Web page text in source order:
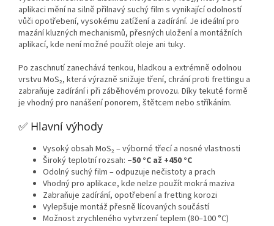
aplikaci mění na silně přilnavý suchý film s vynikající odolností
vůči opotřebení, vysokému zatížení a zadírání. Je ideální pro
mazání kluzných mechanismů, přesných uložení a montážních
aplikací, kde není možné použít oleje ani tuky.
Po zaschnutí zanechává tenkou, hladkou a extrémně odolnou
vrstvu MoS₂, která výrazně snižuje tření, chrání proti frettingu a
zabraňuje zadírání i při záběhovém provozu. Díky tekuté formě
je vhodný pro nanášení ponorem, štětcem nebo stříkáním.
✅ Hlavní výhody
Vysoký obsah MoS₂ – výborné třecí a nosné vlastnosti
Široký teplotní rozsah: –50 °C až +450 °C
Odolný suchý film – odpuzuje nečistoty a prach
Vhodný pro aplikace, kde nelze použít mokrá maziva
Zabraňuje zadírání, opotřebení a fretting korozi
Vylepšuje montáž přesně lícovaných součástí
Možnost zrychleného vytvrzení teplem (80–100 °C)